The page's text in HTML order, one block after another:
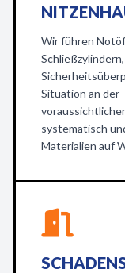
Wir führen
Situation an der
systematisch
Materialien auf